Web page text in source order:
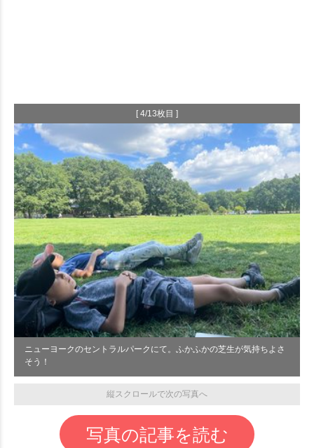
[ 4/13枚目 ]
ニューヨークのセントラルパークにて。ふかふかの芝生が気持ちよさ
そう！
縦スクロールで次の写真へ
写真の記事を読む